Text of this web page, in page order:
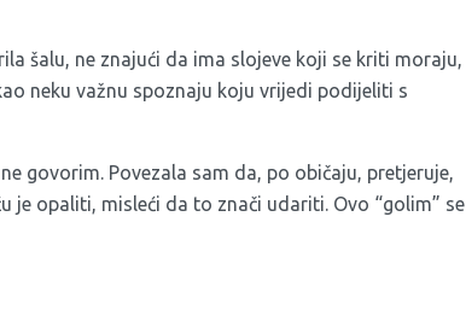
šalu, ne znajući da ima slojeve koji se kriti moraju,
neku važnu spoznaju koju vrijedi podijeliti s
govorim. Povezala sam da, po običaju, pretjeruje,
opaliti, misleći da to znači udariti. Ovo “golim” se